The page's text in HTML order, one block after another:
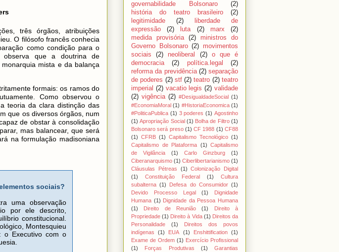
três órgãos, atribuições
O filósofo francês conhecia
como condição para o
observa que a doutrina de
mista e da balança
formais: os ramos do
Como observou o
teoria da clara distinção das
que os diversos órgãos, num
de obstar à consolidação
mas balancear, que será
na formulação madisoniana
sociais?
uma observação
por ele descrito,
constitucional.
Montesquieu
o Executivo com o
governabilidade Bolsonaro
(2)
história do teatro brasileiro
(2)
legitimidade
(2)
liberdade de
expressão
(2) luta (2) marx
(2)
medida provisória
(2)
ministros do
Governo Bolsonaro (2)
movimentos
sociais
(2) neoliberal (2)
o que é
democracia
(2) política.legal
(2)
reforma da previdência (2) separação
de poderes (2) stf (2) teatro (2) teatro
imperial (2) vacatio legis (2) validade
(2) vigência (2) #DesigualdadeSocial (1)
#EconomiaMoral (1) #HistoriaEconomica (1)
#PoliticaPublica (1) 3 poderes (1) Agostinho
(1) Apropriação Social (1) Bolha de Filtro (1)
Bolsonaro será preso (1) CF 1988 (1) CF88
(1) CFRB (1) Capitalismo Tecnológico (1)
Capitalismo de Plataforma (1) Capitalismo
de Vigilância
(1) Carlo Ginzburg
(1)
Ciberanarquismo (1) Ciberlibertarianismo (1)
Cláusulas Pétreas
(1)
Colonização Digital
(1)
Constituição Federal (1)
Cultura
subalterna (1) Defesa do Consumidor (1)
Devido Processo Legal
(1)
Dignidade
Humana (1) Dignidade da Pessoa Humana
(1)
Direito de Reunião (1)
Direito à
Propriedade (1) Direito à Vida (1) Direitos da
Personalidade
(1)
Direitos dos povos
indígenas
(1) EUA (1) Enshittification
(1)
Exame de Ordem (1) Exercício Profissional
(1)
Forças Produtivas (1)
Garantias